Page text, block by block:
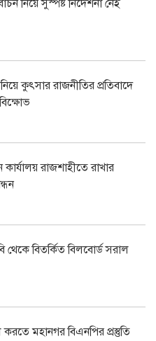
নিয়ে সুস্পষ্ট নির্দেশনা নেই
কুৎসার রাজনীতির প্রতিবাদে
রাজশাহীতে রাখার
থেকে বিতর্কিত বিলবোর্ড সরাল
মহানগর বিএনপির প্রস্তুতি